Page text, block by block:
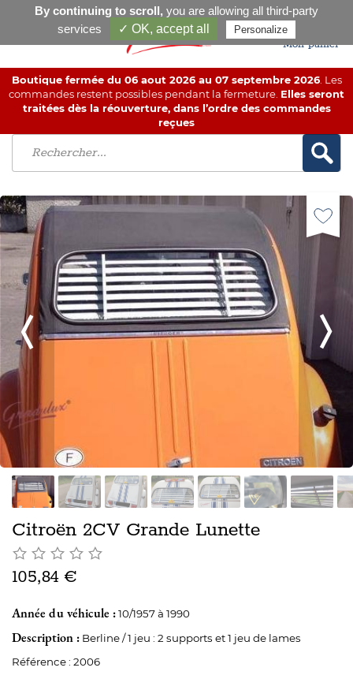
Mon panier
Boutique fermée du 06 aout 2026 au 07 septembre 2026. Les
commandes restent possibles pendant la fermeture. Elles seront
traitées dès la réouverture, dans l’ordre des commandes
reçues
Citroën 2CV Grande Lunette
105,84 €
Année du véhicule :10/1957 à 1990
Description : Berline / 1 jeu : 2 supports et 1 jeu de lames
Référence : 2006
By continuing to scroll, you are allowing all third-party
services
✓ OK, accept all Personalize